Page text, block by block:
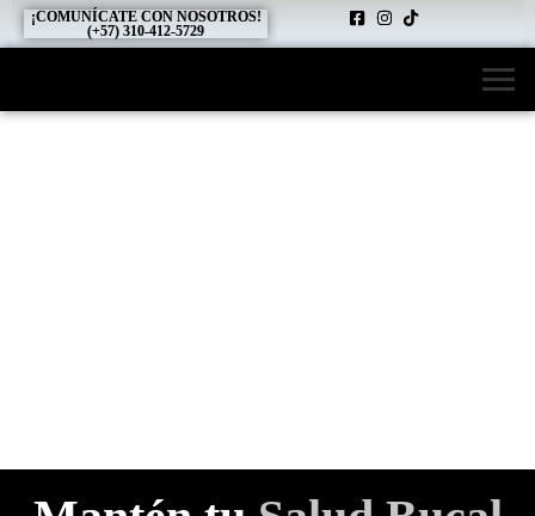
¡COMUNÍCATE CON NOSOTROS!
(+57) 310-412-5729